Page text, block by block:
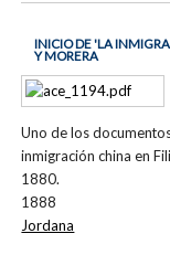
INICIO DE 'LA
Y MORERA
Uno de los
inmigración china en
1880.
1888
Jordana